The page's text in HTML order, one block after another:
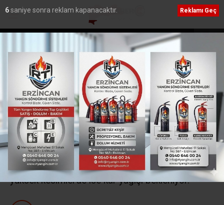
HSK Başkanvekili Aydoğdu ve Teftiş Kurulu
Erdem’den Erzincan Adliyesi’ne ziyaret
Ana Sayfa›Erzincan
Doğu Anadolu’da yağmur
yüksek kesimlerde kar
bekleniyor
Meteoroloji’den yapılan son hava durumu
tahminlerine göre Doğu Anadolu’da yağmur
yüksek kesimlerde ise kar yağışı bekleniyor.
5saniye sonra reklam kapanacaktır. Reklamı Geç